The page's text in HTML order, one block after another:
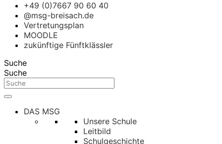
+49 (0)7667 90 60 40
@msg-breisach.de
Vertretungsplan
MOODLE
zukünftige Fünftklässler
Suche
Suche
DAS MSG
Unsere Schule
Leitbild
Schulgeschichte